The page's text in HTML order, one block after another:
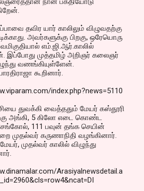
தவிர யார் காலிலும் விழுவதற்கு
அவர்களுக்கு பிறகு, ஒரேயொரு
எம்.ஜி.ஆர்.காலில்
இப்போது முத்தமிழ் அறிஞர் கலைஞர்
வணங்கியுள்ளேன்.
கூறினார்.
index.php?news=5110
துவக்கி வைத்ததும் மேயர் கஸ்தூரி
அங்கி, 5 கிலோ எடை கொண்ட
111 பவுன் தங்க செயின்
முதல்வர் கருணாநிதி வழங்கினார்.
முதல்வர் காலில் விழுந்து
Arasiyalnewsdetail.a